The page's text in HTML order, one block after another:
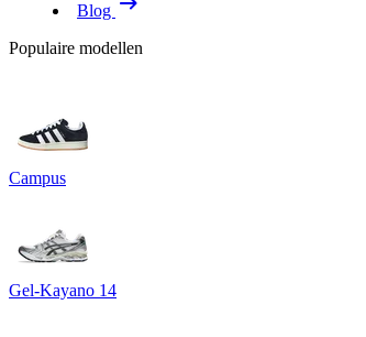
Blog
Populaire modellen
Campus
Gel-Kayano 14